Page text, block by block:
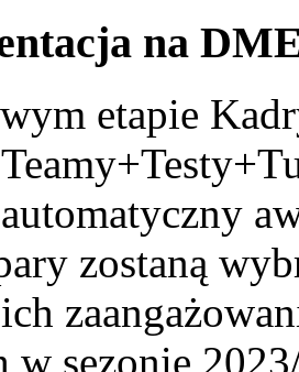
na
etapie
zostaną
w sezonie